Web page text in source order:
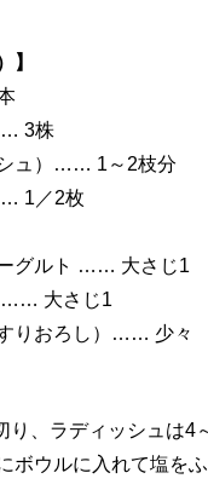
】
3株
ュ）…… 1～2枝分
1／2枚
グルト …… 大さじ1
大さじ1
おろし）…… 少々
り、ラディッシュは4
ボウルに入れて塩を